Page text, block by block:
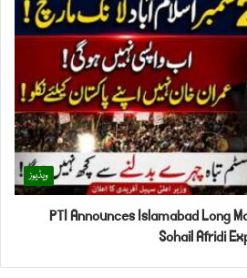
ویڈیوز
PTI Announces Islamabad Long
Sohail Afridi